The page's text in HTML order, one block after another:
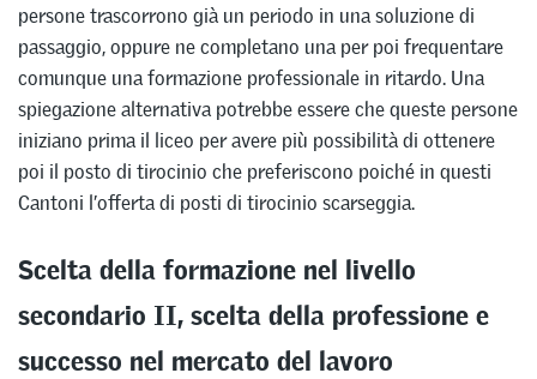
persone trascorrono già un periodo in una soluzione di
passaggio, oppure ne completano una per poi frequentare
comunque una formazione professionale in ritardo. Una
spiegazione alternativa potrebbe essere che queste persone
iniziano prima il liceo per avere più possibilità di ottenere
poi il posto di tirocinio che preferiscono poiché in questi
Cantoni l’offerta di posti di tirocinio scarseggia.
Scelta della formazione nel livello
secondario II, scelta della professione e
successo nel mercato del lavoro